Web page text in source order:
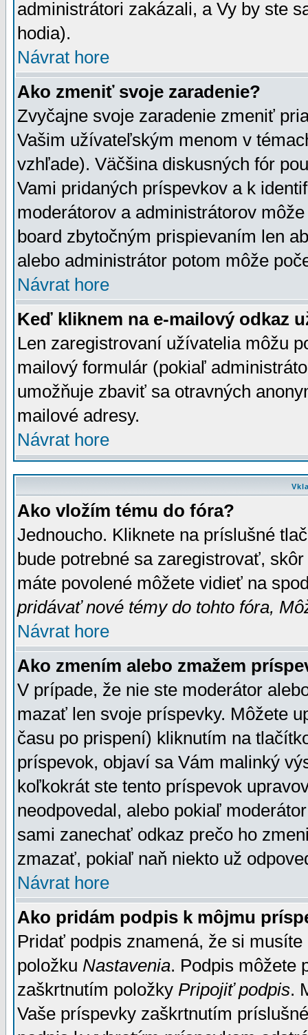
administrátori zakázali, a Vy by ste
hodia).
Návrat hore
Ako zmeniť svoje zaradenie?
Zvyčajne svoje zaradenie zmeniť
Vašim užívateľským menom v
vzhľade). Väčšina diskusných fór
Vami pridaných príspevkov a k
moderátorov a administrátorov
board zbytočným prispievaním len
alebo administrátor potom môže
Návrat hore
Keď kliknem na e-mailový odkaz
Len zaregistrovaní užívatelia môžu
mailový formulár (pokiaľ
umožňuje zbaviť sa otravných
mailové adresy.
Návrat hore
Ako vložím tému do fóra?
Jednoucho. Kliknete na príslušné
bude potrebné sa zaregistrovať,
máte povolené môžete vidieť na
pridávať nové témy do tohto fóra,
Návrat hore
Ako zmením alebo zmažem
V prípade, že nie ste moderátor
mazať len svoje príspevky. Môžete
času po prispení) kliknutím na
príspevok, objaví sa Vám malinký
koľkokrát ste tento príspevok
neodpovedal, alebo pokiaľ
sami zanechať odkaz prečo ho
zmazať, pokiaľ naň niekto už
Návrat hore
Ako pridám podpis k môjmu
Pridať podpis znamená, že si
položku Nastavenia. Podpis môžete
zaškrtnutím položky Pripojiť podpis.
Vaše príspevky zaškrtnutím